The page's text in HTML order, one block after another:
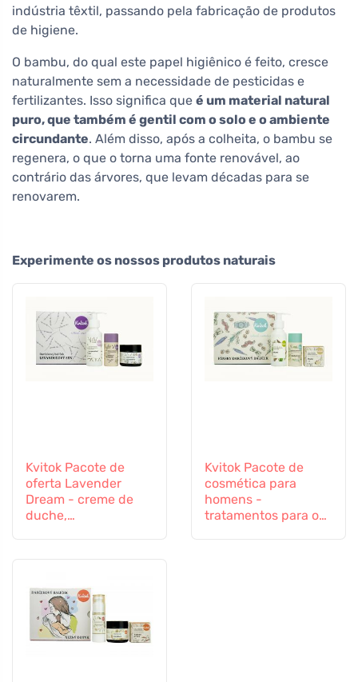
indústria têxtil, passando pela fabricação de produtos
de higiene.
O bambu, do qual este papel higiênico é feito, cresce
naturalmente sem a necessidade de pesticidas e
fertilizantes. Isso significa que é um material natural
puro, que também é gentil com o solo e o ambiente
circundante. Além disso, após a colheita, o bambu se
regenera, o que o torna uma fonte renovável, ao
contrário das árvores, que levam décadas para se
renovarem.
Experimente os nossos produtos naturais
Kvitok Pacote de
oferta Lavender
Dream - creme de
duche,
Kvitok Pacote de
cosmética para
homens -
tratamentos para o